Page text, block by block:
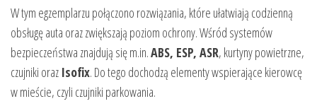
W tym egzemplarzu połączono rozwiązania, które ułatwiają codzienną
obsługę auta oraz zwiększają poziom ochrony. Wśród systemów
bezpieczeństwa znajdują się m.in.ABS, ESP, ASR, kurtyny powietrzne,
czujniki oraz Isofix. Do tego dochodzą elementy wspierające kierowcę
w mieście, czyli czujniki parkowania.